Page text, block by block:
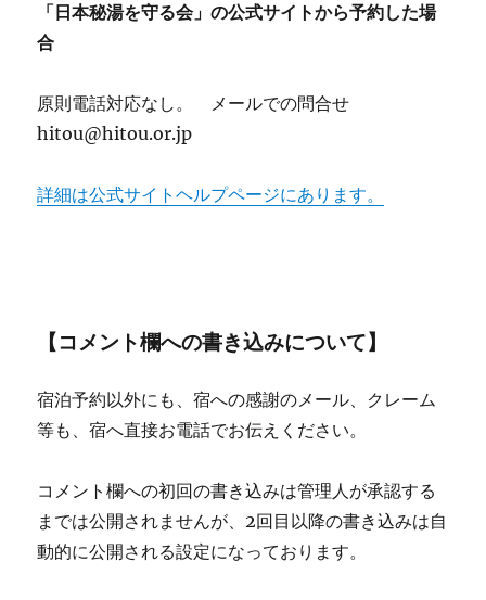
「日本秘湯を守る会」の公式サイトから予約した場
合
原則電話対応なし。 メールでの問合せ
hitou@hitou.or.jp
詳細は公式サイトヘルプページにあります。
【コメント欄への書き込みについて】
宿泊予約以外にも、宿への感謝のメール、クレーム
等も、宿へ直接お電話でお伝えください。
コメント欄への初回の書き込みは管理人が承認する
までは公開されませんが、2回目以降の書き込みは自
動的に公開される設定になっております。